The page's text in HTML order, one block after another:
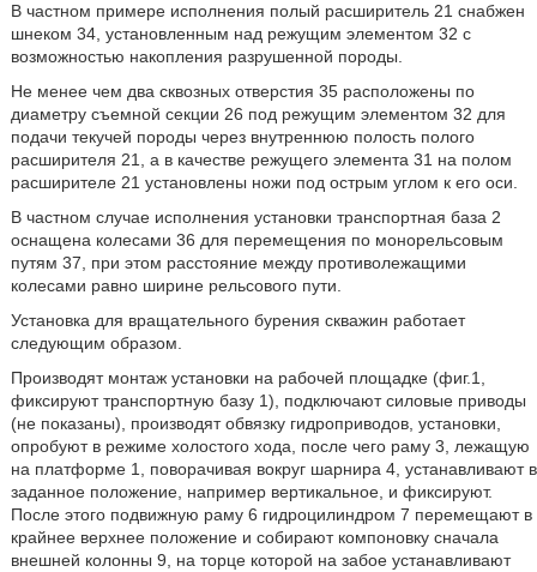
В частном примере исполнения полый расширитель 21 снабжен
шнеком 34, установленным над режущим элементом 32 с
возможностью накопления разрушенной породы.
Не менее чем два сквозных отверстия 35 расположены по
диаметру съемной секции 26 под режущим элементом 32 для
подачи текучей породы через внутреннюю полость полого
расширителя 21, а в качестве режущего элемента 31 на полом
расширителе 21 установлены ножи под острым углом к его оси.
В частном случае исполнения установки транспортная база 2
оснащена колесами 36 для перемещения по монорельсовым
путям 37, при этом расстояние между противолежащими
колесами равно ширине рельсового пути.
Установка для вращательного бурения скважин работает
следующим образом.
Производят монтаж установки на рабочей площадке (фиг.1,
фиксируют транспортную базу 1), подключают силовые приводы
(не показаны), производят обвязку гидроприводов, установки,
опробуют в режиме холостого хода, после чего раму 3, лежащую
на платформе 1, поворачивая вокруг шарнира 4, устанавливают в
заданное положение, например вертикальное, и фиксируют.
После этого подвижную раму 6 гидроцилиндром 7 перемещают в
крайнее верхнее положение и собирают компоновку сначала
внешней колонны 9, на торце которой на забое устанавливают